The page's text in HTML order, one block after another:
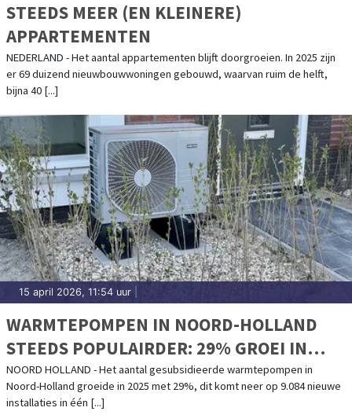
STEEDS MEER (EN KLEINERE)
APPARTEMENTEN
NEDERLAND - Het aantal appartementen blijft doorgroeien. In 2025 zijn
er 69 duizend nieuwbouwwoningen gebouwd, waarvan ruim de helft,
bijna 40 [...]
15 april 2026, 11:54 uur
WARMTEPOMPEN IN NOORD-HOLLAND
STEEDS POPULAIRDER: 29% GROEI IN
2025
NOORD HOLLAND - Het aantal gesubsidieerde warmtepompen in
Noord-Holland groeide in 2025 met 29%, dit komt neer op 9.084 nieuwe
installaties in één [...]